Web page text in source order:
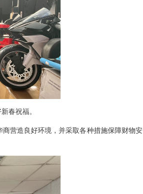
春祝福。
营造良好环境，并采取各种措施保障财物安